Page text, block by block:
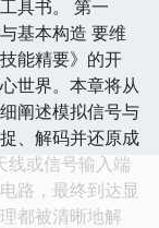
具书。 第一
基本构造 要维
能精要》的开
世界。本章将从
阐述模拟信号与
、解码并还原成
线或信号输入端
路，最终到达显
都被清晰地解